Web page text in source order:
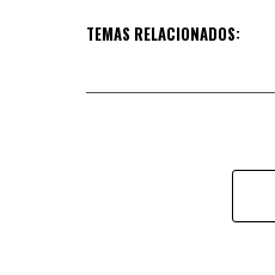
TEMAS RELACIONADOS: